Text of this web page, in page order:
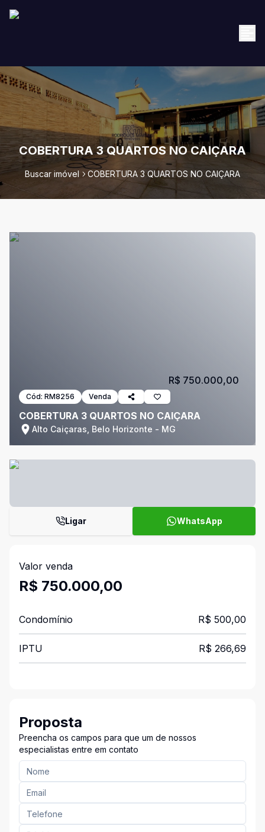
COBERTURA 3 QUARTOS NO CAIÇARA
Buscar imóvel COBERTURA 3 QUARTOS NO CAIÇARA
Cód: RM8256 Venda
COBERTURA 3 QUARTOS NO CAIÇARA
Alto Caiçaras, Belo Horizonte - MG
R$ 750.000,00
Ligar WhatsApp
Valor venda
R$ 750.000,00
Condomínio R$ 500,00
IPTU R$ 266,69
Proposta
Preencha os campos para que um de nossos
especialistas entre em contato